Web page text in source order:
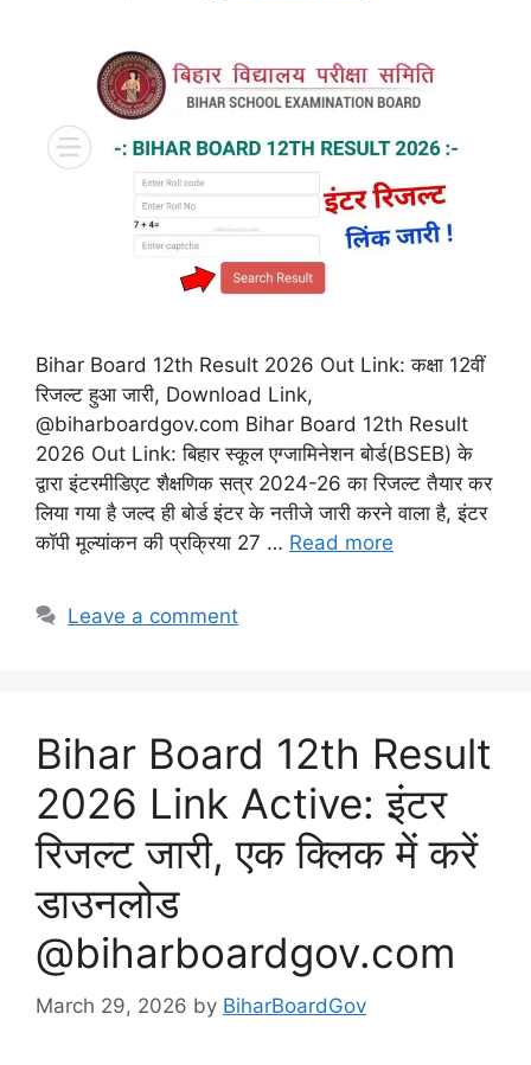
Bihar Board 12th Result 2026 Out Link: कक्षा 12वीं
रिजल्ट हुआ जारी, Download Link,
@biharboardgov.com Bihar Board 12th Result
2026 Out Link: बिहार स्कूल एग्जामिनेशन बोर्ड(BSEB) के
द्वारा इंटरमीडिएट शैक्षणिक सत्र 2024-26 का रिजल्ट तैयार कर
लिया गया है जल्द ही बोर्ड इंटर के नतीजे जारी करने वाला है, इंटर
कॉपी मूल्यांकन की प्रक्रिया 27 … Read more
Leave a comment
Bihar Board 12th Result
2026 Link Active: इंटर
रिजल्ट जारी, एक क्लिक में करें
डाउनलोड
@biharboardgov.com
March 29, 2026 by BiharBoardGov